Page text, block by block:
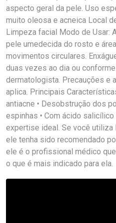
aspecto geral da pele. Uso
muito oleosa e acneica Local
Limpeza facial Modo de Usar:
pele umedecida do rosto e
movimentos circulares.
duas vezes ao dia ou
dermatologista. Precauções e
aplica. Principais
antiacne • Desobstrução dos
espinhas • Com ácido
expertise ideal. Se você utiliza
ele tenha sido recomendado
ele é o profissional médico
o que é mais indicado para ela.